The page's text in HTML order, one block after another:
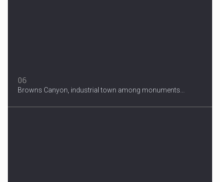
06
Browns Canyon, industrial town among monuments...